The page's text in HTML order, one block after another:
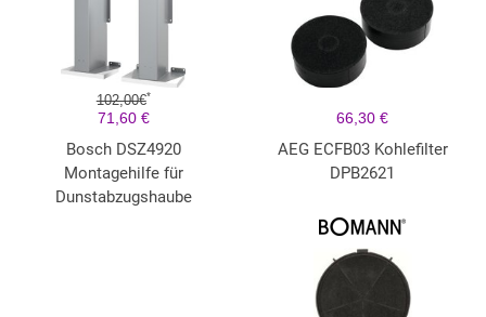
102,00€*
71,60 €
Bosch DSZ4920
Montagehilfe für
Dunstabzugshaube
66,30 €
AEG ECFB03 Kohlefilter
DPB2621